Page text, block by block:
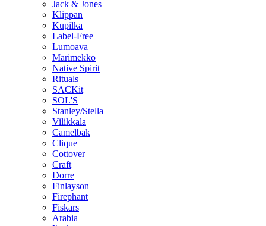
Jack & Jones
Klippan
Kupilka
Label-Free
Lumoava
Marimekko
Native Spirit
Rituals
SACKit
SOL'S
Stanley/Stella
Vilikkala
Camelbak
Clique
Cottover
Craft
Dorre
Finlayson
Firephant
Fiskars
Arabia